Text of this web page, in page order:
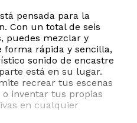
pensada para la
Con un total de seis
puedes mezclar y
forma rápida y sencilla,
sonido de encastre
está en su lugar.
recrear tus escenas
inventar tus propias
en cualquier